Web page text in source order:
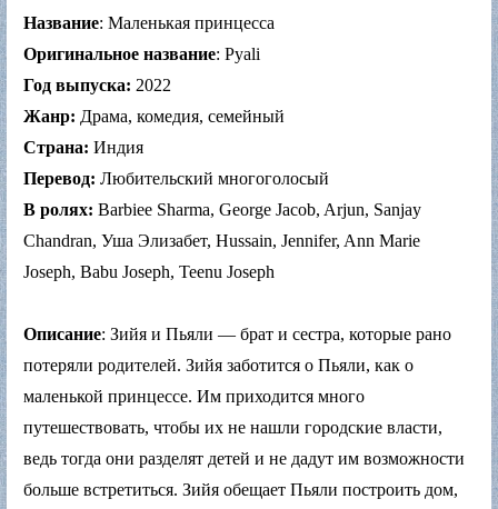
Название: Маленькая принцесса
Оригинальное название: Pyali
Год выпуска: 2022
Жанр: Драма, комедия, семейный
Страна: Индия
Перевод: Любительский многоголосый
В ролях: Barbiee Sharma, George Jacob, Arjun, Sanjay
Chandran, Уша Элизабет, Hussain, Jennifer, Ann Marie
Joseph, Babu Joseph, Teenu Joseph
Описание: Зийя и Пьяли — брат и сестра, которые рано
потеряли родителей. Зийя заботится о Пьяли, как о
маленькой принцессе. Им приходится много
путешествовать, чтобы их не нашли городские власти,
ведь тогда они разделят детей и не дадут им возможности
больше встретиться. Зийя обещает Пьяли построить дом,